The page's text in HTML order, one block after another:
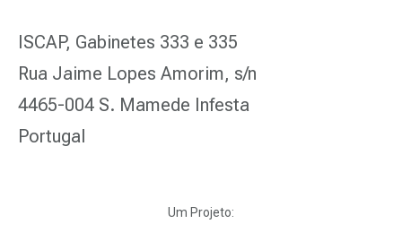
ISCAP, Gabinetes 333 e 335
Rua Jaime Lopes Amorim, s/n
4465-004 S. Mamede Infesta
Portugal
Um Projeto: